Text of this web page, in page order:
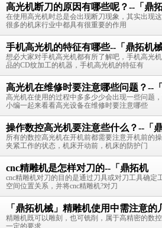
高光机断刀的原因有哪些呢？--「鼎
在使用高光机时总是会出现断刀现象，其实出现
很多的机床行业中都具有很重要的作用
手机高光机的特征有哪些--「鼎拓机
想必大家对手机高光机都有所了解吧，手机高光
品的CD纹加工的机器，手机高光机的特征有
高光机在维修时要注意哪些问题？--「
高光机在使用的过程中多多少少会出现一些问题
小编一起来看看高光设备在维修时要注意哪些
操作数控高光机要注意些什么？--「
所有的数控高光机在开机前都需要注意开机前的
夹紧工作的状态，机床开动前，机床的防护门
cnc精雕机是怎样对刀的--「鼎拓机
cnc精雕机对刀的目的是通过刀具或对刀工具确定
空间位置关系，并将cnc精雕机?对刀
「鼎拓机械」精雕机使用中需注意的
精雕机既可以雕刻，也可铣削，属于高精密的数